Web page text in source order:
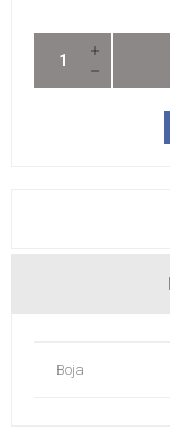
Boja